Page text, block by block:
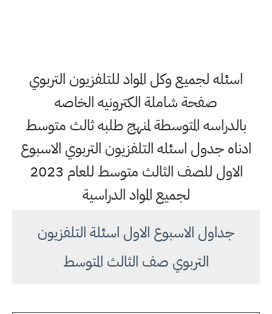
اسئله لجميع وكل المواد للتلفزيون التربوي
صفحة شاملة الكترونيه الخاصه
بالدراسهالمتوسطةلمنهج طلبه ثالث متوسط
ادناه جدول اسئله التلفزيون التربوي الاسبوع
الاول للصف الثالث متوسط للعام 2023
لجميع المواد الدراسية
جداول الاسبوع الاول اسئلة التلفزيون
التربوي صف الثالث المتوسط